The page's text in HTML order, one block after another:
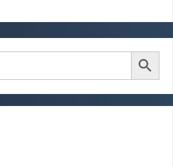
Search Button